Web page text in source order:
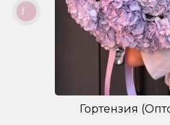
Гортензия